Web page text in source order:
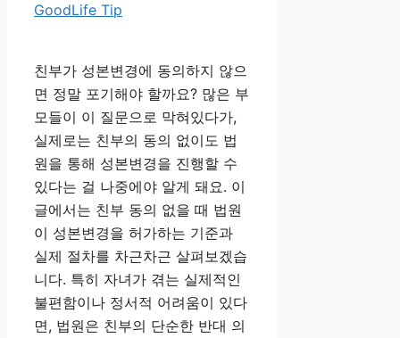
GoodLife Tip
친부가 성본변경에 동의하지 않으
면 정말 포기해야 할까요? 많은 부
모들이 이 질문으로 막혀있다가,
실제로는 친부의 동의 없이도 법
원을 통해 성본변경을 진행할 수
있다는 걸 나중에야 알게 돼요. 이
글에서는 친부 동의 없을 때 법원
이 성본변경을 허가하는 기준과
실제 절차를 차근차근 살펴보겠습
니다. 특히 자녀가 겪는 실제적인
불편함이나 정서적 어려움이 있다
면, 법원은 친부의 단순한 반대 의